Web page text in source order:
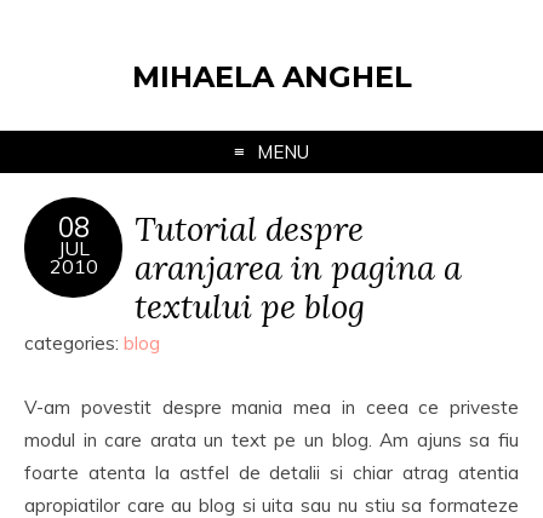
MIHAELA ANGHEL
MENU
08
JUL
2010
Tutorial despre
aranjarea in pagina a
textului pe blog
categories: blog
V-am povestit despre mania mea in ceea ce priveste
modul in care arata un text pe un blog. Am ajuns sa fiu
foarte atenta la astfel de detalii si chiar atrag atentia
apropiatilor care au blog si uita sau nu stiu sa formateze